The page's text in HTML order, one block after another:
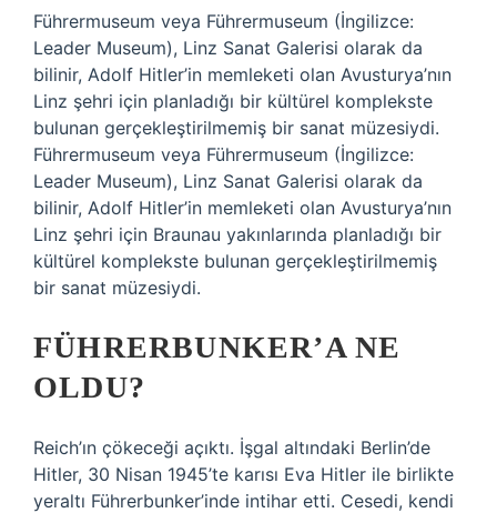
Führermuseum veya Führermuseum (İngilizce:
Leader Museum), Linz Sanat Galerisi olarak da
bilinir, Adolf Hitler’in memleketi olan Avusturya’nın
Linz şehri için planladığı bir kültürel komplekste
bulunan gerçekleştirilmemiş bir sanat müzesiydi.
Führermuseum veya Führermuseum (İngilizce:
Leader Museum), Linz Sanat Galerisi olarak da
bilinir, Adolf Hitler’in memleketi olan Avusturya’nın
Linz şehri için Braunau yakınlarında planladığı bir
kültürel komplekste bulunan gerçekleştirilmemiş
bir sanat müzesiydi.
FÜHRERBUNKER’A NE
OLDU?
Reich’ın çökeceği açıktı. İşgal altındaki Berlin’de
Hitler, 30 Nisan 1945’te karısı Eva Hitler ile birlikte
yeraltı Führerbunker’inde intihar etti. Cesedi, kendi